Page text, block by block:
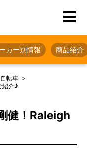
カー別情報 商品紹介
転車
紹介♪
健！Raleigh